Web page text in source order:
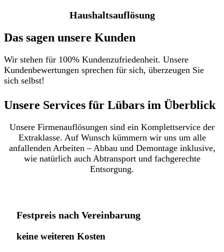
Haushaltsauflösung
Das sagen unsere Kunden
Wir stehen für 100% Kundenzufriedenheit. Unsere
Kundenbewertungen sprechen für sich, überzeugen Sie
sich selbst!
Unsere Services für Lübars im Überblick​
Unsere Firmenauflösungen sind ein Komplettservice der
Extraklasse. Auf Wunsch kümmern wir uns um alle
anfallenden Arbeiten – Abbau und Demontage inklusive,
wie natürlich auch Abtransport und fachgerechte
Entsorgung.
Festpreis nach Vereinbarung
keine weiteren Kosten